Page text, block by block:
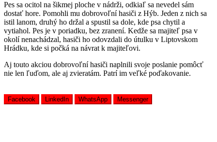
Pes sa ocitol na šikmej ploche v nádrži, odkiaľ sa nevedel sám
dostať hore. Pomohli mu dobrovoľní hasiči z Hýb. Jeden z nich sa
istil lanom, druhý ho držal a spustil sa dole, kde psa chytil a
vytiahol. Pes je v poriadku, bez zranení. Kedže sa majiteľ psa v
okolí nenachádzal, hasiči ho odovzdali do útulku v Liptovskom
Hrádku, kde si počká na návrat k majiteľovi.
Aj touto akciou dobrovoľní hasiči naplnili svoje poslanie pomôcť
nie len ľuďom, ale aj zvieratám. Patrí im veľké poďakovanie.
Facebook LinkedIn WhatsApp Messenger